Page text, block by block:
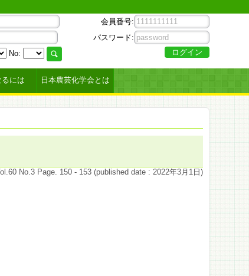
No:
会員番号:
パスワード:
には 日本農芸化学会とは
No.3 Page. 150 - 153 (published date : 2022年3月1日)